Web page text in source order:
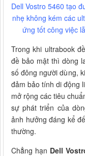
Dell Vostro 5460 tạo
nhẹ không kém các
ứng tốt công việc
Trong khi ultrabook
đề bảo mật thì dòng
số đông người dùng,
đảm bảo tính di động
mở rộng các tiêu
sự phát triển của
ảnh hưởng đáng kể
thường.
Chẳng hạn Dell